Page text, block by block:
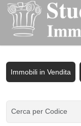
Immobili in Vendita